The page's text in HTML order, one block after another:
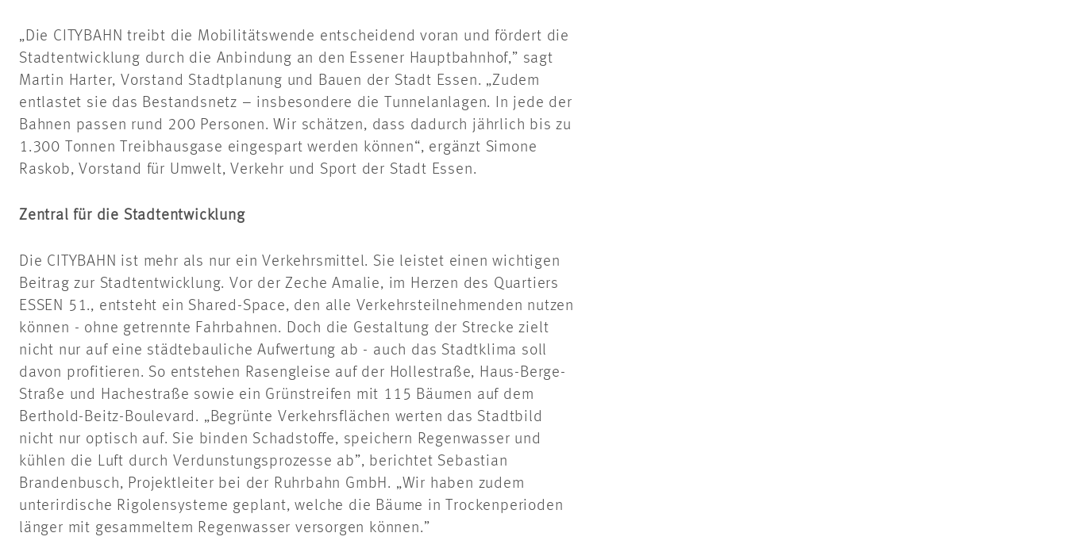
„Die CITYBAHN treibt die Mobilitätswende entscheidend voran und fördert die
Stadtentwicklung durch die Anbindung an den Essener Hauptbahnhof,” sagt
Martin Harter, Vorstand Stadtplanung und Bauen der Stadt Essen. „Zudem
entlastet sie das Bestandsnetz – insbesondere die Tunnelanlagen. In jede der
Bahnen passen rund 200 Personen. Wir schätzen, dass dadurch jährlich bis zu
1.300 Tonnen Treibhausgase eingespart werden können“, ergänzt Simone
Raskob, Vorstand für Umwelt, Verkehr und Sport der Stadt Essen.
Zentral für die Stadtentwicklung
Die CITYBAHN ist mehr als nur ein Verkehrsmittel. Sie leistet einen wichtigen
Beitrag zur Stadtentwicklung. Vor der Zeche Amalie, im Herzen des Quartiers
ESSEN 51., entsteht ein Shared -Space, den alle Verkehrsteilnehmenden nutzen
können - ohne getrennte Fahrbahnen. Doch die Gestaltung der Strecke zielt
nicht nur auf eine städtebauliche Aufwertung ab - auch das Stadtklima soll
davon profitieren. So entstehen Rasengleise auf der Hollestraße, Haus-Berge-
Straße und Hachestraße sowie ein Grünstreifen mit 115 Bäumen auf dem
Berthold-Beitz-Boulevard. „Begrünte Verkehrsflächen werten das Stadtbild
nicht nur optisch auf. Sie binden Schadstoffe, speichern Regenwasser und
kühlen die Luft durch Verdunstungsprozesse ab”, berichtet Sebastian
Brandenbusch, Projektleiter bei der Ruhrbahn GmbH. „Wir haben zudem
unterirdische Rigolensysteme geplant, welche die Bäume in Trockenperioden
länger mit gesammeltem Regenwasser versorgen können.”